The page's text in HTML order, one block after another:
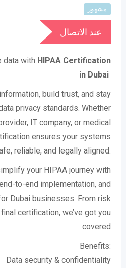
مشهور
عند الاتصال
data with HIPAA Certification
in Dubai
build trust, and stay
privacy standards. Whether
IT company, or medical
ensures your systems
reliable, and legally aligned.
your HIPAA journey with
to-end implementation, and
Dubai businesses. From risk
certification, we’ve got you
covered
Benefits:
Data security & confidentiality